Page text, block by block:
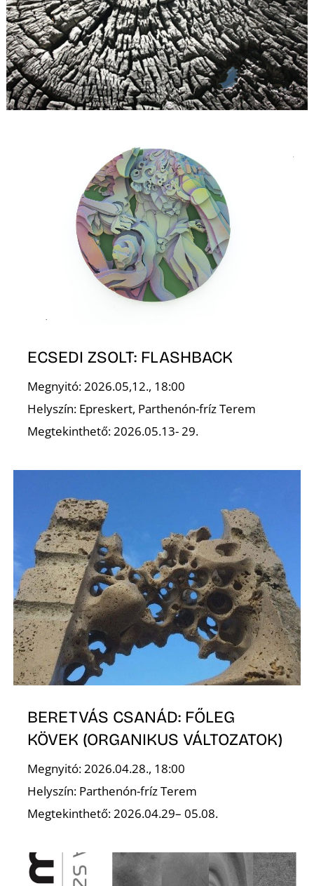
ECSEDI ZSOLT: FLASHBACK
Megnyitó: 2026.05,12., 18:00
Helyszín: Epreskert, Parthenón-fríz Terem
Megtekinthető: 2026.05.13- 29.
BERETVÁS CSANÁD: FŐLEG
KÖVEK (ORGANIKUS VÁLTOZATOK)
Megnyitó: 2026.04.28., 18:00
Helyszín: Parthenón-fríz Terem
Megtekinthető: 2026.04.29– 05.08.